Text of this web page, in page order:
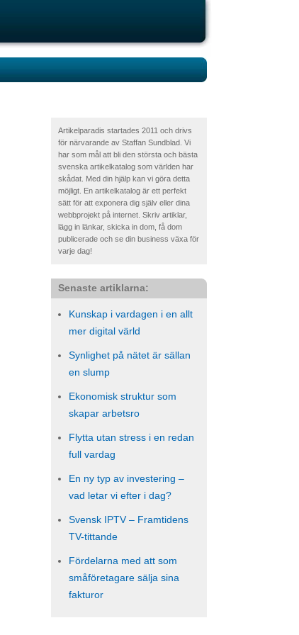
Artikelparadis startades 2011 och drivs
för närvarande av Staffan Sundblad. Vi
har som mål att bli den största och bästa
svenska artikelkatalog som världen har
skådat. Med din hjälp kan vi göra detta
möjligt. En artikelkatalog är ett perfekt
sätt för att exponera dig själv eller dina
webbprojekt på internet. Skriv artiklar,
lägg in länkar, skicka in dom, få dom
publicerade och se din business växa för
varje dag!
Senaste artiklarna:
Kunskap i vardagen i en allt
mer digital värld
Synlighet på nätet är sällan
en slump
Ekonomisk struktur som
skapar arbetsro
Flytta utan stress i en redan
full vardag
En ny typ av investering –
vad letar vi efter i dag?
Svensk IPTV – Framtidens
TV-tittande
Fördelarna med att som
småföretagare sälja sina
fakturor